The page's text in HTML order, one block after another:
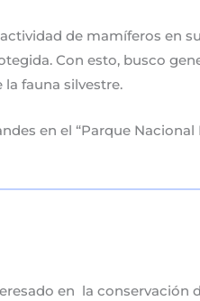
de mamíferos en
Con esto, busco
fauna silvestre.
en el “Parque
en la conservación